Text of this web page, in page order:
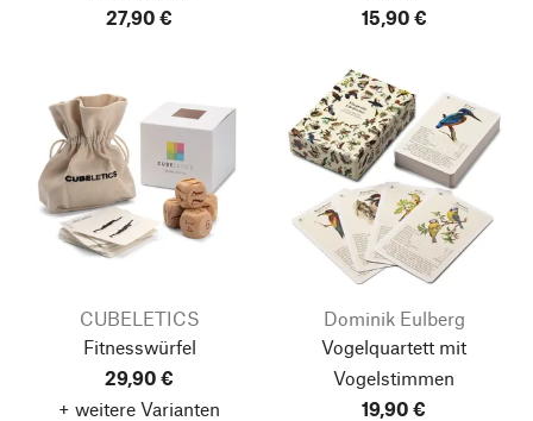
27,90 €
15,90 €
CUBELETICS
Fitnesswürfel
29,90 €
+ weitere Varianten
Dominik Eulberg
Vogelquartett mit
Vogelstimmen
19,90 €